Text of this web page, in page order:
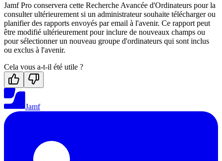
Jamf Pro conservera cette Recherche Avancée d'Ordinateurs pour la
consulter ultérieurement si un administrateur souhaite télécharger ou
planifier des rapports envoyés par email à l'avenir. Ce rapport peut
être modifié ultérieurement pour inclure de nouveaux champs ou
pour sélectionner un nouveau groupe d'ordinateurs qui sont inclus
ou exclus à l'avenir.
Cela vous a-t-il été utile ?
Jamf